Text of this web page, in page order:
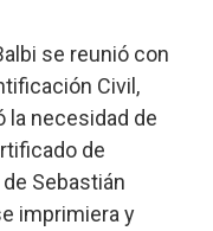
se reunió con
Civil,
la necesidad de
de
Sebastián
imprimiera y